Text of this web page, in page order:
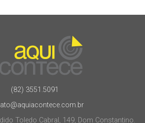
(82) 3551.5091
Toledo Cabral, 149, Dom Constantino.